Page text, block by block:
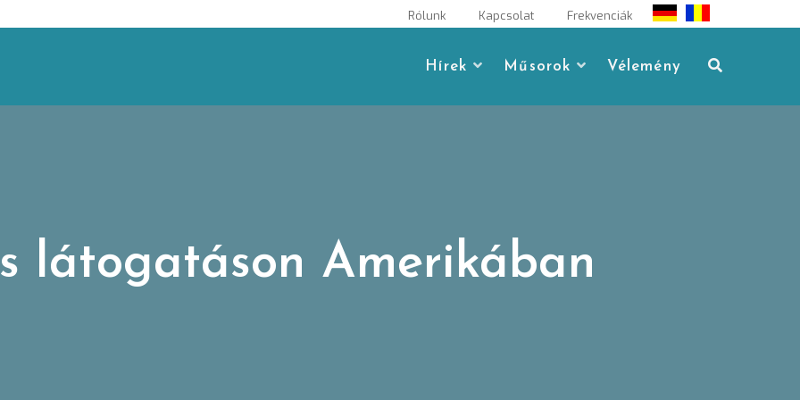
Rólunk Kapcsolat Frekvenciák
Hírek Műsorok Vélemény
látogatáson Amerikában